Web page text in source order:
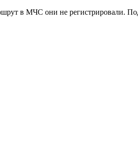
в МЧС они не регистрировали.